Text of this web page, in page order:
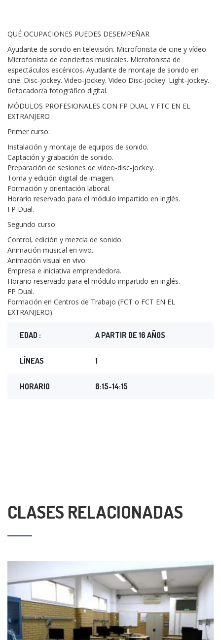
QUÉ OCUPACIONES PUEDES DESEMPEŇAR
Ayudante de sonido en televisión. Microfonista de cine y vídeo.
Microfonista de conciertos musicales. Microfonista de
espectáculos escénicos. Ayudante de montaje de sonido en
cine. Disc-jockey. Video-jockey. Video Disc-jockey. Light-jockey.
Retocador/a fotográfico digital.
MÓDULOS PROFESIONALES CON FP DUAL Y FTC EN EL
EXTRANJERO
Primer curso:
Instalación y montaje de equipos de sonido.
Captación y grabación de sonido.
Preparación de sesiones de vídeo-disc-jockey.
Toma y edición digital de imagen.
Formación y orientación laboral.
Horario reservado para el módulo impartido en inglés.
FP Dual.
Segundo curso:
Control, edición y mezcla de sonido.
Animación musical en vivo.
Animación visual en vivo.
Empresa e iniciativa emprendedora.
Horario reservado para el módulo impartido en inglés.
FP Dual.
Formación en Centros de Trabajo (FCT o FCT EN EL
EXTRANJERO).
EDAD : A PARTIR DE 16 AÑOS
LÍNEAS 1
HORARIO 8:15-14:15
CLASES RELACIONADAS